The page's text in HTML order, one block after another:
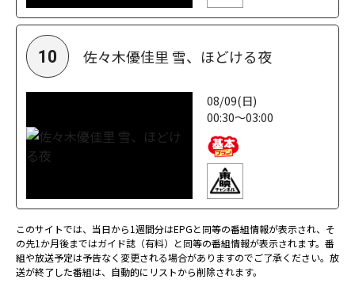
10 佐々木優佳里 雪、ほどける夜
08/09(日)
00:30～03:00
このサイトでは、当日から1週間分はEPGと同等の番組情報が表示され、そ
の先1か月後まではガイド誌（有料）と同等の番組情報が表示されます。番
組や放送予定は予告なく変更される場合がありますのでご了承ください。放
送が終了した番組は、自動的にリストから削除されます。